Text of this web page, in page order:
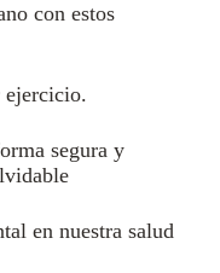
con estos
ejercicio.
segura y
en nuestra salud